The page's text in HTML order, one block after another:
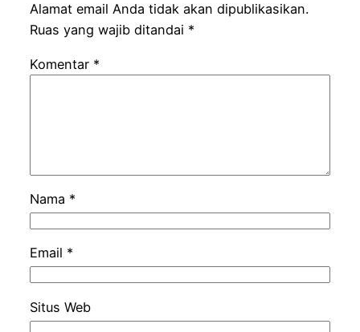
Alamat email Anda tidak akan dipublikasikan.
Ruas yang wajib ditandai *
Komentar *
Nama *
Email *
Situs Web